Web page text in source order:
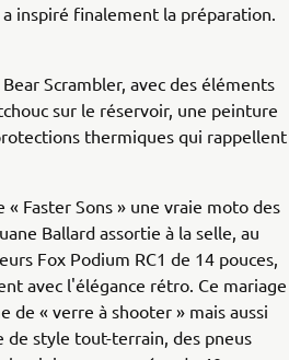
inspiré finalement la préparation.
Scrambler, avec des éléments
sur le réservoir, une peinture
thermiques qui rappellent
Faster Sons » une vraie moto des
Ballard assortie à la selle, au
Fox Podium RC1 de 14 pouces,
avec l'élégance rétro. Ce mariage
« verre à shooter » mais aussi
de style tout-terrain, des pneus